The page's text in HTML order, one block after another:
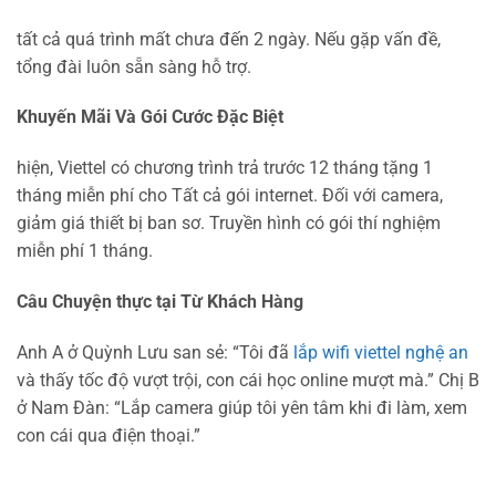
tất cả quá trình mất chưa đến 2 ngày. Nếu gặp vấn đề,
tổng đài luôn sẵn sàng hỗ trợ.
Khuyến Mãi Và Gói Cước Đặc Biệt
hiện, Viettel có chương trình trả trước 12 tháng tặng 1
tháng miễn phí cho Tất cả gói internet. Đối với camera,
giảm giá thiết bị ban sơ. Truyền hình có gói thí nghiệm
miễn phí 1 tháng.
Câu Chuyện thực tại Từ Khách Hàng
Anh A ở Quỳnh Lưu san sẻ: “Tôi đã lắp wifi viettel nghệ an
và thấy tốc độ vượt trội, con cái học online mượt mà.” Chị B
ở Nam Đàn: “Lắp camera giúp tôi yên tâm khi đi làm, xem
con cái qua điện thoại.”